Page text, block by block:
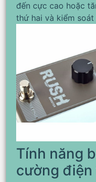
đến cực cao hoặc
thứ hai và kiểm
Tính năng
cường điện